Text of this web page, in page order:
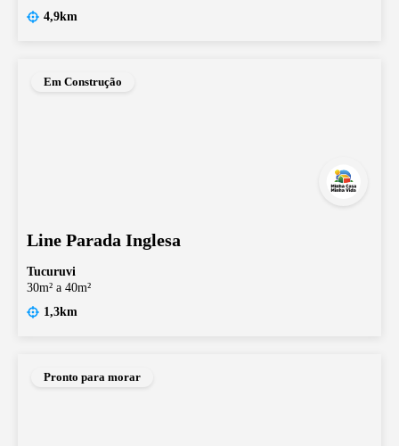
4,9km
Em Construção
Line Parada Inglesa
Tucuruvi
30m² a 40m²
1,3km
Pronto para morar